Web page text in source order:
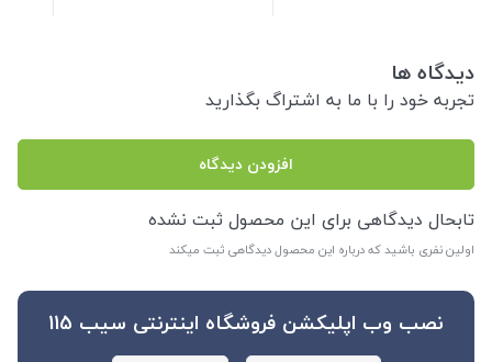
دیدگاه ها
تجربه خود را با ما به اشتراگ بگذارید
افزودن دیدگاه
تابحال دیدگاهی برای این محصول ثبت نشده
اولین نفری باشید که درباره این محصول دیدگاهی ثبت میکند
نصب وب اپلیکشن فروشگاه اینترنتی سیب 115